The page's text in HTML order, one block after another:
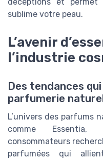
sublime votre peau.
L’avenir
l’industrie
Des tendances
parfumerie
L’univers des parfums
comme Essentia,
consommateurs
parfumées qui